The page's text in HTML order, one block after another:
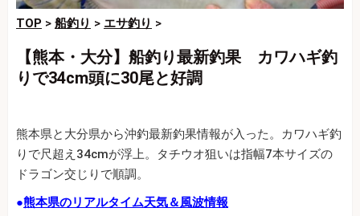
TOP > 船釣り > エサ釣り >
【熊本・大分】船釣り最新釣果 カワハギ釣
りで34cm頭に30尾と好調
熊本県と大分県から沖釣最新釣果情報が入った。カワハギ釣
りで尺超え34cmが浮上。タチウオ狙いは指幅7本サイズの
ドラゴン交じりで順調。
●熊本県のリアルタイム天気＆風波情報